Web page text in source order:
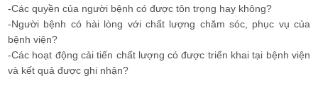
-Các quyền của người bệnh có được tôn trọng hay không?
-Người bệnh có hài lòng với chất lượng chăm sóc, phục vụ của
bệnh viện?
-Các hoạt động cải tiến chất lượng có được triển khai tại bệnh viện
và kết quả được ghi nhận?